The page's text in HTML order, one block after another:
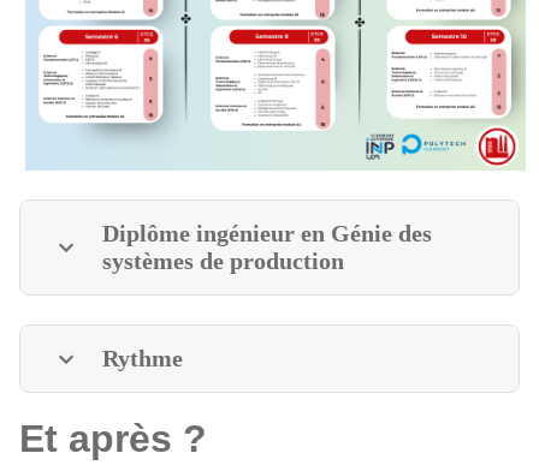
Diplôme ingénieur en Génie des
systèmes de production
Rythme
Et après ?